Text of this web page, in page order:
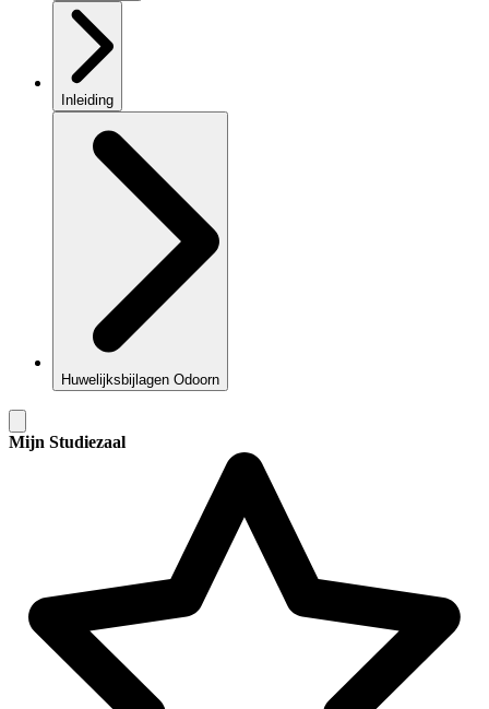
Inleiding
Huwelijksbijlagen Odoorn
Mijn Studiezaal